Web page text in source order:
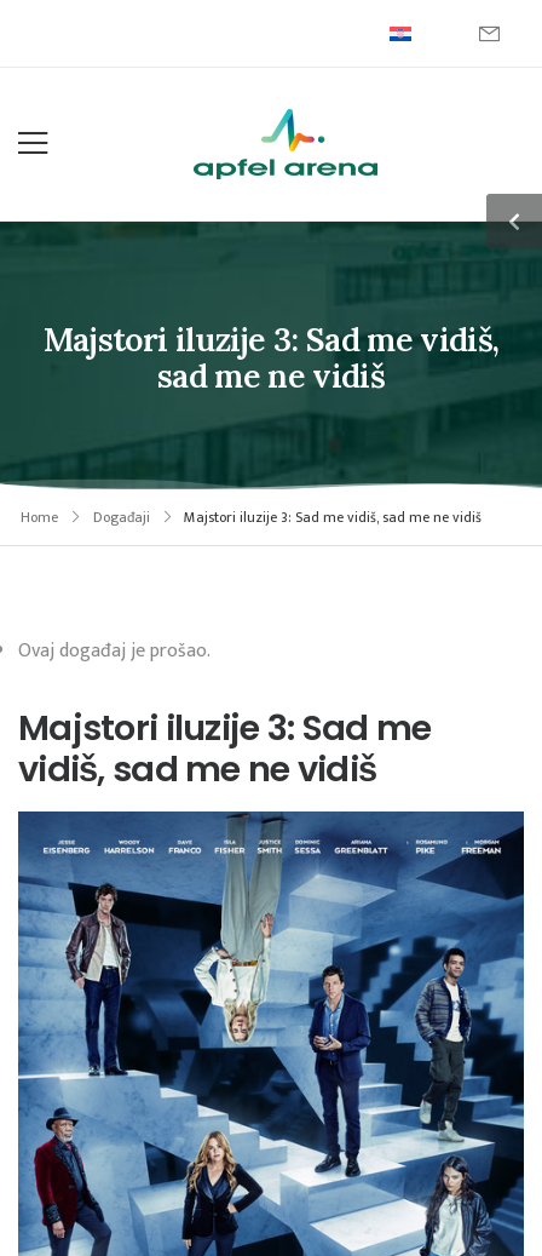
Majstori iluzije 3: Sad me vidiš,
sad me ne vidiš
Home Događaji Majstori iluzije 3: Sad me vidiš, sad me ne vidiš
Ovaj događaj je prošao.
Majstori iluzije 3: Sad me
vidiš, sad me ne vidiš